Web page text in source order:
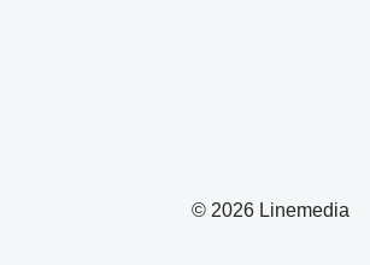
© 2026 Linemedia